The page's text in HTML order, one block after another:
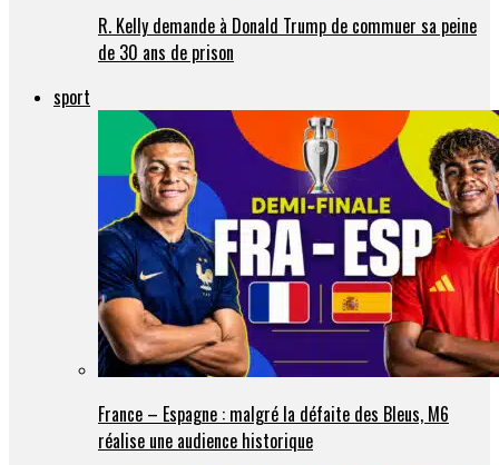
R. Kelly demande à Donald Trump de commuer sa peine
de 30 ans de prison
sport
France – Espagne : malgré la défaite des Bleus, M6
réalise une audience historique